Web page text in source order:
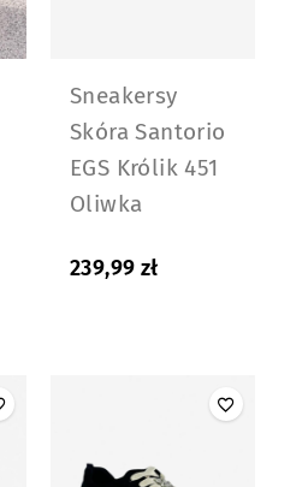
Sneakersy
Skóra Santorio
EGS Królik 451
Oliwka
239,99 zł